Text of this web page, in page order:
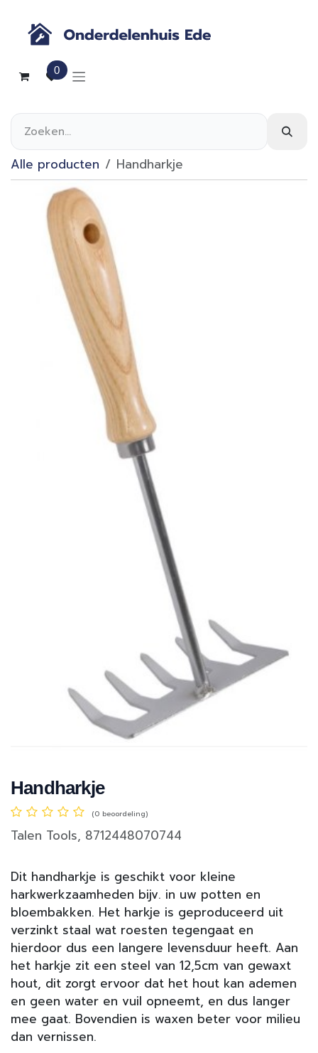
0
Alle producten Handharkje
Handharkje
(0 beoordeling)
Talen Tools, 8712448070744
Dit handharkje is geschikt voor kleine
harkwerkzaamheden bijv. in uw potten en
bloembakken. Het harkje is geproduceerd uit
verzinkt staal wat roesten tegengaat en
hierdoor dus een langere levensduur heeft. Aan
het harkje zit een steel van 12,5cm van gewaxt
hout, dit zorgt ervoor dat het hout kan ademen
en geen water en vuil opneemt, en dus langer
mee gaat. Bovendien is waxen beter voor milieu
dan vernissen.